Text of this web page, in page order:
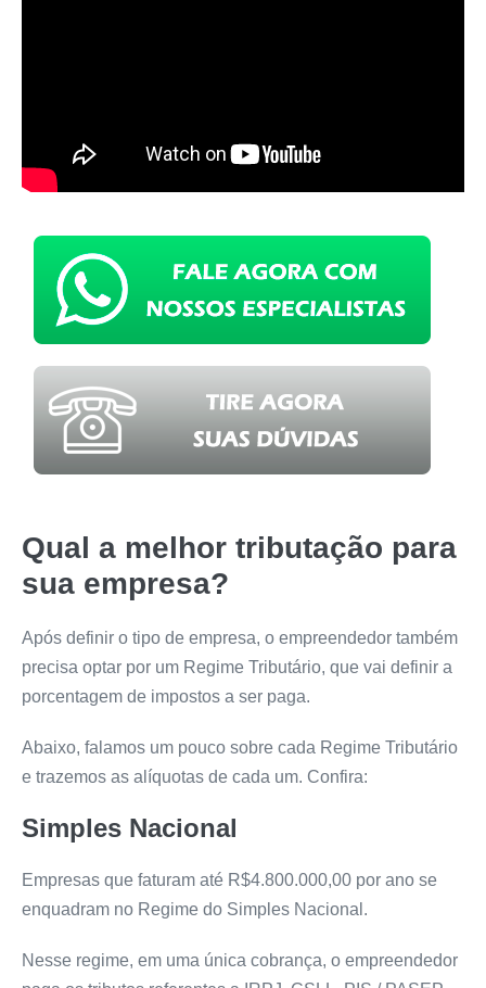
Qual a melhor tributação para
sua empresa?
Após definir o tipo de empresa, o empreendedor também
precisa optar por um Regime Tributário, que vai definir a
porcentagem de impostos a ser paga.
Abaixo, falamos um pouco sobre cada Regime Tributário
e trazemos as alíquotas de cada um. Confira:
Simples Nacional
Empresas que faturam até R$4.800.000,00 por ano se
enquadram no Regime do Simples Nacional.
Nesse regime, em uma única cobrança, o empreendedor